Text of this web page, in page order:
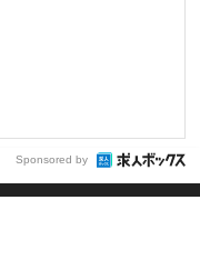
Sponsored by